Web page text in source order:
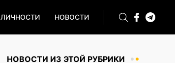
ЛИЧНОСТИ НОВОСТИ
НОВОСТИ ИЗ ЭТОЙ РУБРИКИ